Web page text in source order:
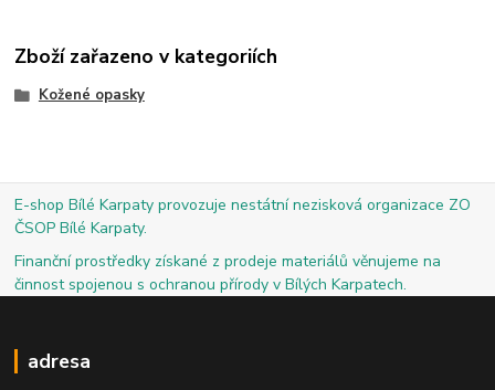
Zboží zařazeno v kategoriích
Kožené opasky
E-shop Bílé Karpaty provozuje nestátní nezisková organizace ZO
ČSOP Bílé Karpaty.
Finanční prostředky získané z prodeje materiálů věnujeme na
činnost spojenou s ochranou přírody v Bílých Karpatech.
adresa